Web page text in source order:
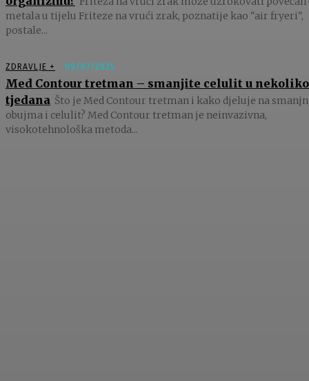
metala u tijelu Friteze na vrući zrak, poznatije kao "air fryeri",
postale...
ZDRAVLJE + 09/07/2025
Med Contour tretman – smanjite celulit u nekoliko
tjedana Što je Med Contour tretman i kako djeluje na
obujma i celulit? Med Contour tretman je neinvazivna,
visokotehnološka metoda...